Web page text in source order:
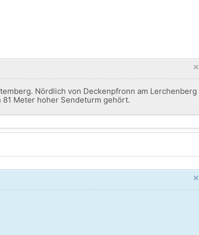
×
Nördlich von Deckenpfronn am Lerchenberg
Meter hoher Sendeturm gehört.
×